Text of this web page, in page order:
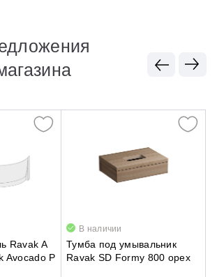
Ravak A
Avocado P
В наличии
Тумба под умывальник
Ravak SD Formy 800 орех